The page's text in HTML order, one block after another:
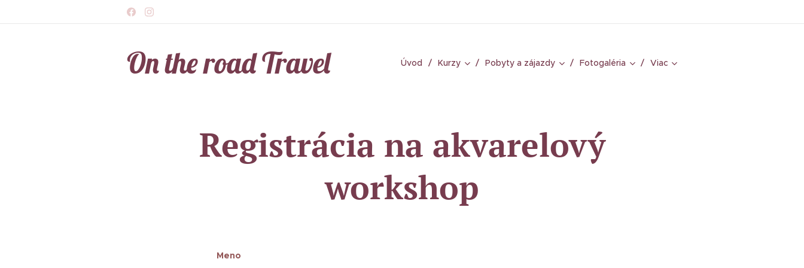
On the road Travel
Úvod Kurzy Pobyty a zájazdy Fotogaléria Viac
Registrácia na akvarelový
workshop
Meno